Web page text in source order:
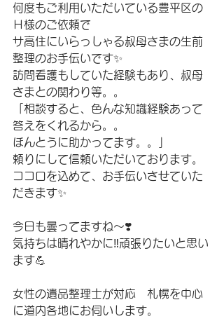
何度もご利用いただいている豊平区の
Ｈ様のご依頼で
サ高住にいらっしゃる叔母さまの生前
整理のお手伝いです✨
訪問看護もしていた経験もあり、叔母
さまとの関わり等。。
「相談すると、色んな知識経験あって
答えをくれるから。。
ほんとうに助かってます。。」
頼りにして信頼いただいております。
ココロを込めて、お手伝いさせていた
だきます✨
今日も曇ってますね〜❣️
気持ちは晴れやかに‼頑張りたいと思い
ます💪
女性の遺品整理士が対応　札幌を中心
に道内各地にお伺いします。